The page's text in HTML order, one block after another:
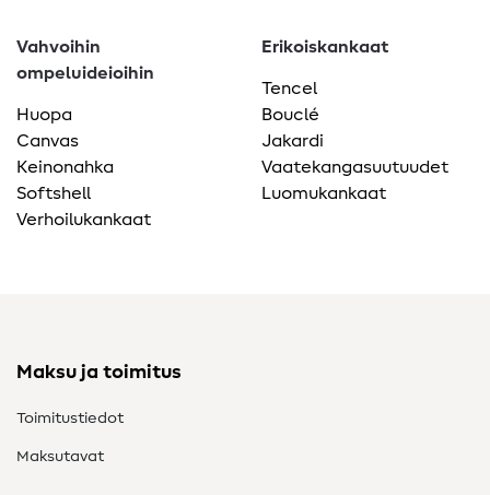
Vahvoihin
ompeluideioihin
Huopa
Canvas
Keinonahka
Softshell
Verhoilukankaat
Erikoiskankaat
Tencel
Bouclé
Jakardi
Vaatekangasuutuudet
Luomukankaat
Maksu ja toimitus
Toimitustiedot
Maksutavat